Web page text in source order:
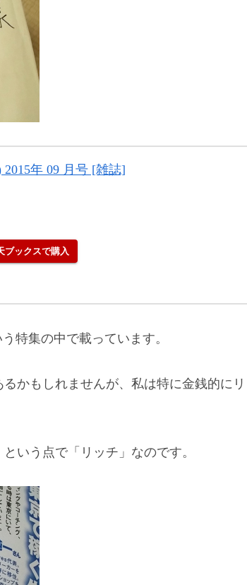
年 09 月号 [雑誌]
ブックスで購入
特集の中で載っています。
かもしれませんが、私は特に金銭的にリ
という点で「リッチ」なのです。